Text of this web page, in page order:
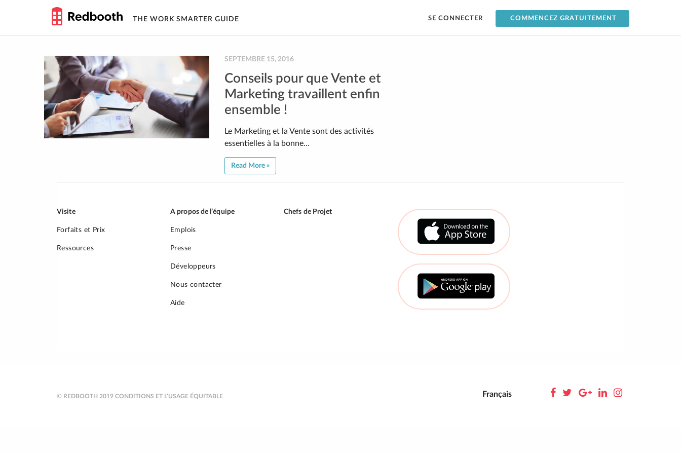
THE WORK SMARTER GUIDE SE CONNECTER COMMENCEZ GRATUITEMENT
SEPTEMBRE 15, 2016
Conseils pour que Vente et
Marketing travaillent enfin
ensemble !
Le Marketing et la Vente sont des activités
essentielles à la bonne…
Read More »
Visite
Forfaits et Prix
Ressources
A propos de l’équipe
Emplois
Presse
Développeurs
Nous contacter
Aide
Chefs de Projet
© REDBOOTH 2019 CONDITIONS ET L’USAGE ÉQUITABLE Français